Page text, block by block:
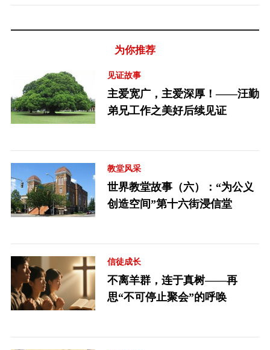
为你推荐
见证故事
主爱宽广，主爱深厚！——汪勤
弟兄工作之美好后续见证
教堂风采
世界教堂故事（六）：“为公义
创造空间”第十六街浸信堂
信徒成长
不离羊群，连于真树——再
思“不可停止聚会”的呼唤